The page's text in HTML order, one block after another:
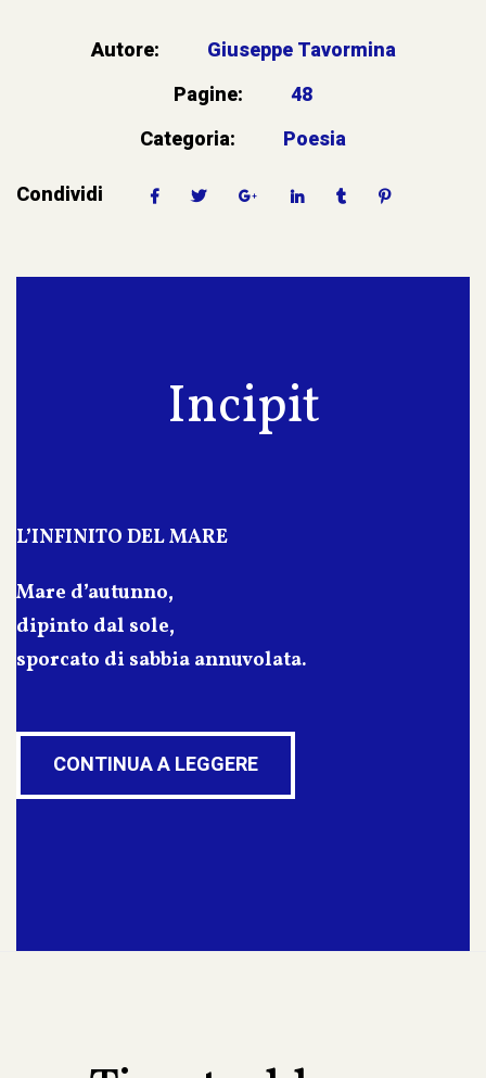
Autore:
Giuseppe Tavormina
Pagine:
48
Categoria:
Poesia
Condividi
Incipit
L’INFINITO DEL MARE
Mare d’autunno,
dipinto dal sole,
sporcato di sabbia annuvolata.
CONTINUA A LEGGERE